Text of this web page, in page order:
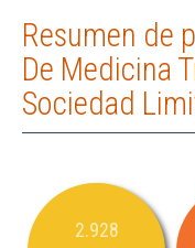
Resumen de
De Medicina
Sociedad
2.928